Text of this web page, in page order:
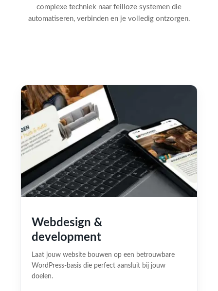
complexe techniek naar feilloze systemen die
automatiseren, verbinden en je volledig ontzorgen.
Webdesign &
development
Laat jouw website bouwen op een betrouwbare
WordPress-basis die perfect aansluit bij jouw
doelen.